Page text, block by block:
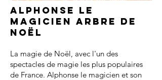
Alphonse le
magicien arbre de
noël
La magie de Noël, avec l'un des
spectacles de magie les plus populaires
de France. Alphonse le magicien et son